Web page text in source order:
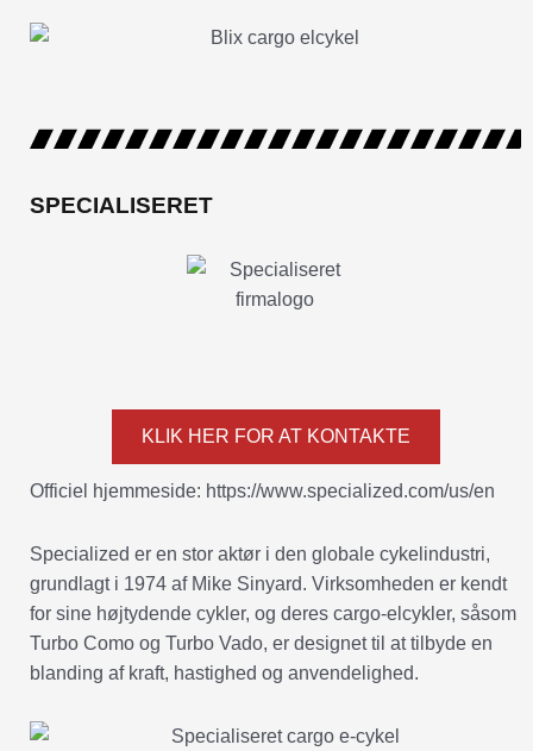
SPECIALISERET
KLIK HER FOR AT KONTAKTE
Officiel hjemmeside: https://www.specialized.com/us/en
Specialized er en stor aktør i den globale cykelindustri,
grundlagt i 1974 af Mike Sinyard. Virksomheden er kendt
for sine højtydende cykler, og deres cargo-elcykler, såsom
Turbo Como og Turbo Vado, er designet til at tilbyde en
blanding af kraft, hastighed og anvendelighed.